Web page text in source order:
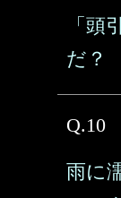
「頭
だ？
Q.10
雨に